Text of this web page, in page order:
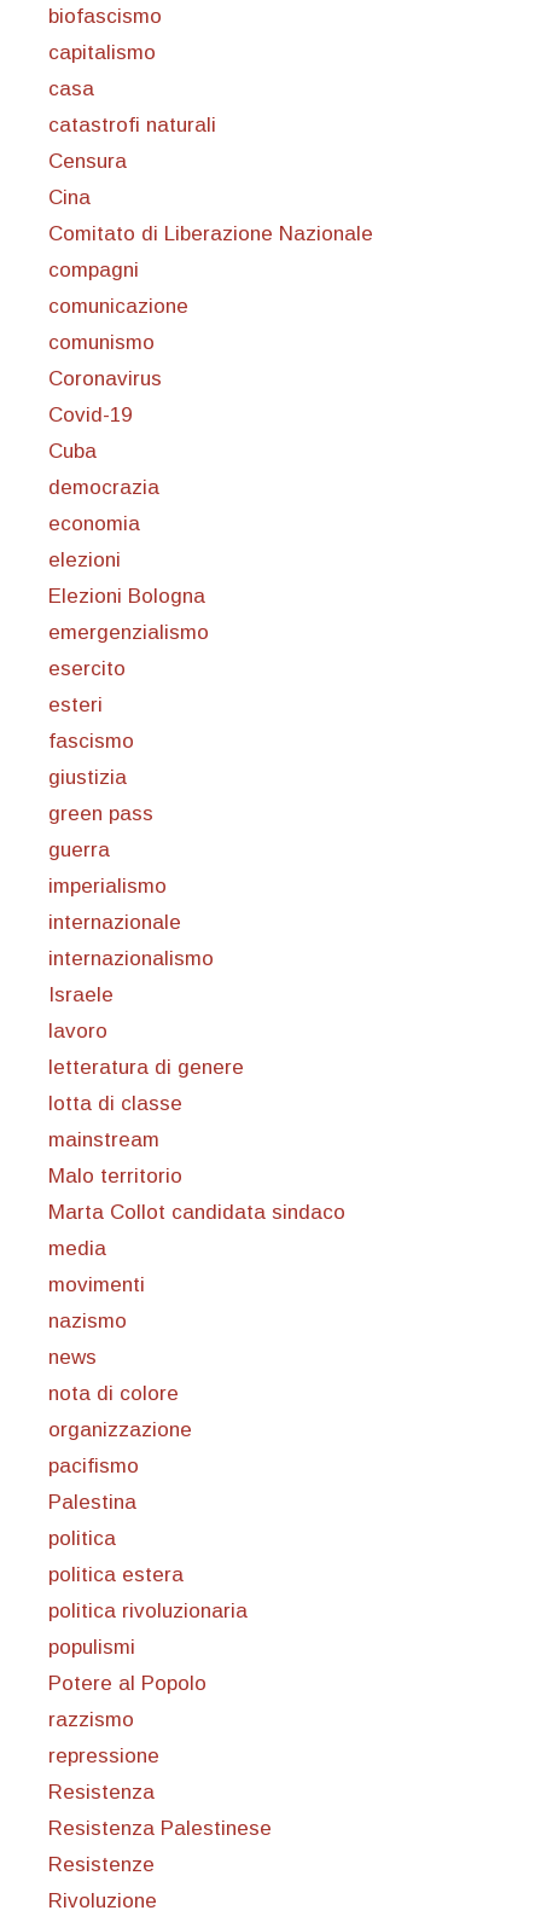
biofascismo
capitalismo
casa
catastrofi naturali
Censura
Cina
Comitato di Liberazione Nazionale
compagni
comunicazione
comunismo
Coronavirus
Covid-19
Cuba
democrazia
economia
elezioni
Elezioni Bologna
emergenzialismo
esercito
esteri
fascismo
giustizia
green pass
guerra
imperialismo
internazionale
internazionalismo
Israele
lavoro
letteratura di genere
lotta di classe
mainstream
Malo territorio
Marta Collot candidata sindaco
media
movimenti
nazismo
news
nota di colore
organizzazione
pacifismo
Palestina
politica
politica estera
politica rivoluzionaria
populismi
Potere al Popolo
razzismo
repressione
Resistenza
Resistenza Palestinese
Resistenze
Rivoluzione